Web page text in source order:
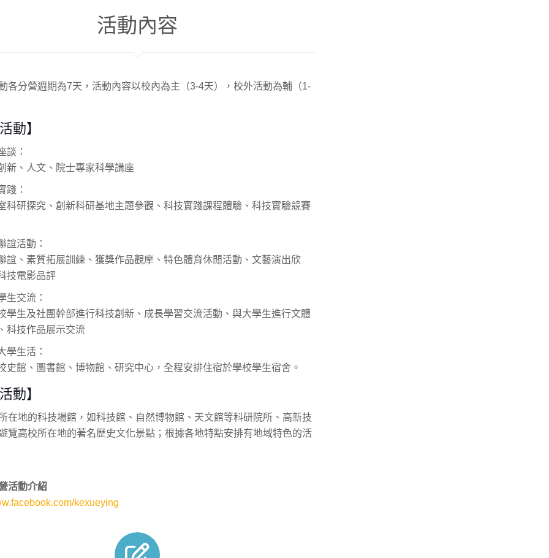
活動內容
各分營週期為7天，活動內容以校內為主（3-4天），校外活動為輔（1-
動】
談：
新、人文、院士專家科學講座
踐：
科研探究、創新科研基地主題參觀、科技實踐課程體驗、科技實驗競賽
誼活動：
誼、素質拓展訓練、獲獎作品觀摩、特色體育休閒活動、文藝演出欣
技電影品評
生交流：
學生及社團幹部進行科技創新、成長學習交流活動、與大學生進行文體
科技作品展示交流
學生活：
史館、圖書館、博物館、研究中心，全程安排住宿於學校學生宿舍。
動】
在地的科技場館，如科技館、自然博物館、天文館等科研院所、高新技
覽高校所在地的著名歷史文化景點；根據各地特點安排有地域特色的活
活動介紹
kexueying